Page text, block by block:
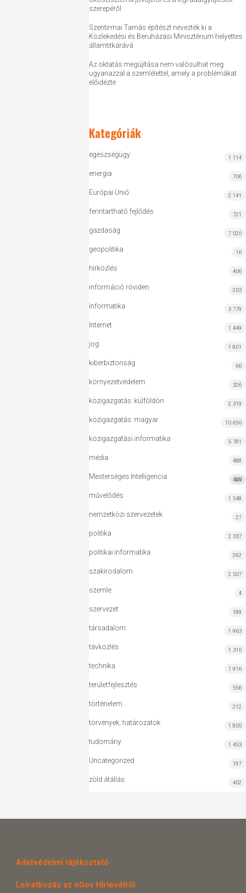
szerepéről
Szentirmai Tamás építészt nevezték ki a
Közlekedési és Beruházási Minisztérium helyettes
államtitkárává
Az oktatás megújítása nem valósulhat meg
ugyanazzal a szemlélettel, amely a problémákat
előidézte
Kategóriák
egészségügy 1 114
energia 706
Európai Unió 2 141
fenntartható fejlődés 721
gazdaság 7 020
geopolitika 16
hírközlés 406
információ röviden 203
informatika 3 779
Internet 1 449
jog 1 801
kiberbiztonság 60
környezetvédelem 326
közigazgatás: külföldön 2 319
közigazgatás: magyar 10 650
közigazgatási informatika 5 781
média 488
Mesterséges Intelligencia MI
420
művelődés 1 548
nemzetközi szervezetek 27
politika 2 337
politikai informatika 292
szakirodalom 2 507
szemle 4
szervezet 189
társadalom 1 963
távközlés 1 310
technika 1 916
területfejlesztés 556
történelem 212
törvények, határozatok 1 805
tudomány 1 453
Uncategorized 197
zöld átállás 402
Adatvédelmi tájékoztató
Leiratkozás az eGov Hírlevélről